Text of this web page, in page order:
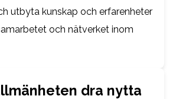
utbyta kunskap och erfarenheter
och nätverket inom
dra nytta